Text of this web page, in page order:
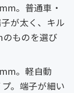
。普通車・
が太く、キル
ものを選び
。軽自動
。端子が細い